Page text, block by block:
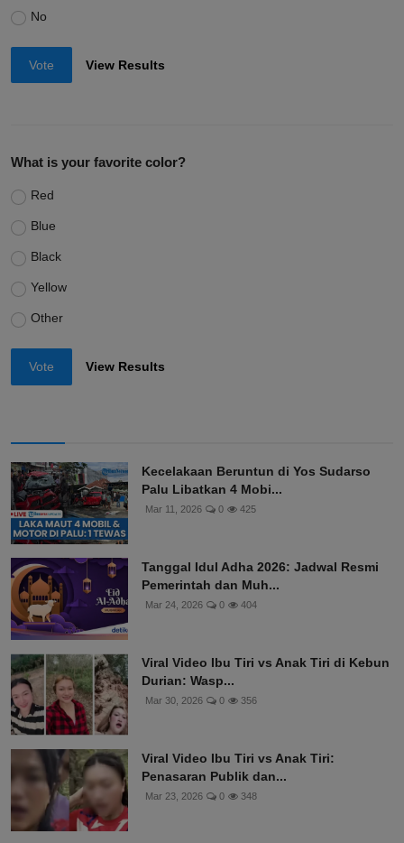
No
Vote View Results
What is your favorite color?
Red
Blue
Black
Yellow
Other
Vote View Results
Kecelakaan Beruntun di Yos Sudarso
Palu Libatkan 4 Mobi...
Mar 11, 2026 0 425
Tanggal Idul Adha 2026: Jadwal Resmi
Pemerintah dan Muh...
Mar 24, 2026 0 404
Viral Video Ibu Tiri vs Anak Tiri di Kebun
Durian: Wasp...
Mar 30, 2026 0 356
Viral Video Ibu Tiri vs Anak Tiri:
Penasaran Publik dan...
Mar 23, 2026 0 348